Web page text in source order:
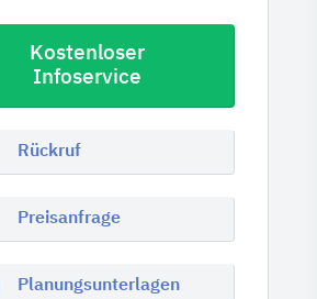
Kostenloser
Infoservice
Rückruf
Preisanfrage
Planungsunterlagen